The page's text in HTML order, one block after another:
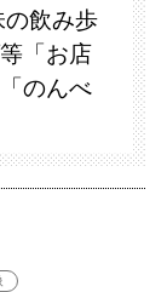
の飲み歩
「お店
のんべ